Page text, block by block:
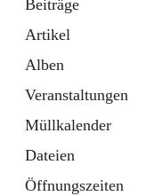
Beiträge
Artikel
Alben
Veranstaltungen
Müllkalender
Dateien
Öffnungszeiten
18 Schnellzugriffe
Gemeindeservice